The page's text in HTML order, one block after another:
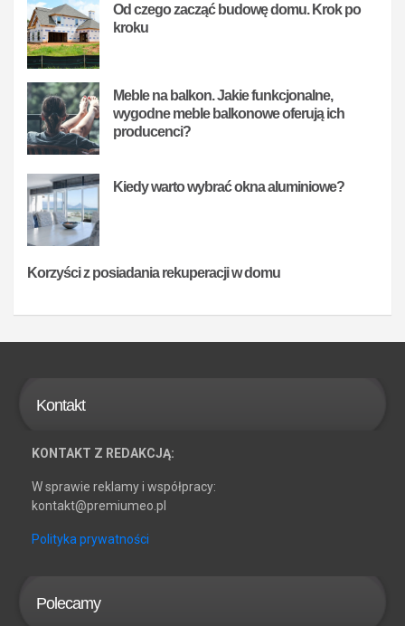
Od czego zacząć budowę domu. Krok po
kroku
Meble na balkon. Jakie funkcjonalne,
wygodne meble balkonowe oferują ich
producenci?
Kiedy warto wybrać okna aluminiowe?
Korzyści z posiadania rekuperacji w domu
Kontakt
KONTAKT Z REDAKCJĄ:
W sprawie reklamy i współpracy:
kontakt@premiumeo.pl
Polityka prywatności
Polecamy